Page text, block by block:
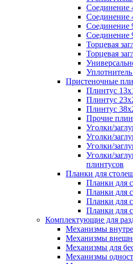
Соединение
Соединение
Соединение
Соединение
Торцевая
Торцевая
Пристеночные
Плинтус
Плинтус
Плинтус
Прочие
Уголки/
Уголки/
Уголки/
Уголки/
плинтусов
Планки для
Планки для
Планки для
Планки для
Планки для
Комплектующие для
Механизмы
Механизмы
Механизмы для
Механизмы